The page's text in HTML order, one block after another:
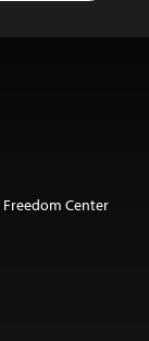
Freedom Center